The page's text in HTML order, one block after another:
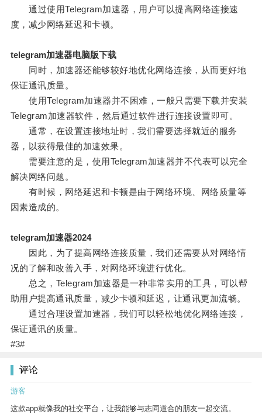
通过使用Telegram加速器，用户可以提高网络连接速
度，减少网络延迟和卡顿。
telegram加速器电脑版下载
同时，加速器还能够较好地优化网络连接，从而更好地
保证通讯质量。
使用Telegram加速器并不困难，一般只需要下载并安装
Telegram加速器软件，然后通过软件进行连接设置即可。
通常，在设置连接地址时，我们需要选择就近的服务
器，以获得最佳的加速效果。
需要注意的是，使用Telegram加速器并不代表可以完全
解决网络问题。
有时候，网络延迟和卡顿是由于网络环境、网络质量等
因素造成的。
telegram加速器2024
因此，为了提高网络连接质量，我们还需要从对网络情
况的了解和改善入手，对网络环境进行优化。
总之，Telegram加速器是一种非常实用的工具，可以帮
助用户提高通讯质量，减少卡顿和延迟，让通讯更加流畅。
通过合理设置加速器，我们可以轻松地优化网络连接，
保证通讯的质量。
#3#
评论
游客
这款app就像我的社交平台，让我能够与志同道合的朋友一起交流。